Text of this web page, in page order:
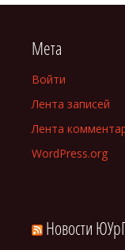
Мета
Войти
Лента записей
Лента
WordPress.org
Новости